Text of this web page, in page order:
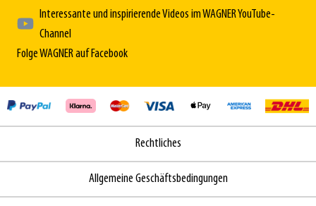
Interessante und inspirierende Videos im WAGNER YouTube-
Channel
Folge WAGNER auf Facebook
Rechtliches
Allgemeine Geschäftsbedingungen